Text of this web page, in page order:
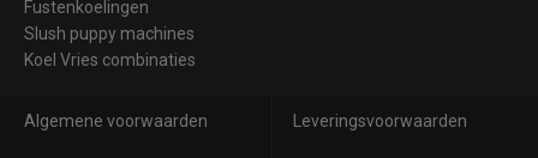
Fustenkoelingen
Slush puppy machines
Koel Vries combinaties
Algemene voorwaarden Leveringsvoorwaarden